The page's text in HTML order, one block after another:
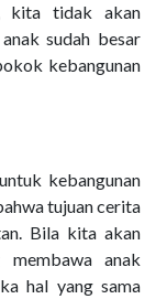
kita tidak akan
sudah besar
kebangunan
kebangunan
tujuan cerita
Bila kita akan
membawa anak
hal yang sama